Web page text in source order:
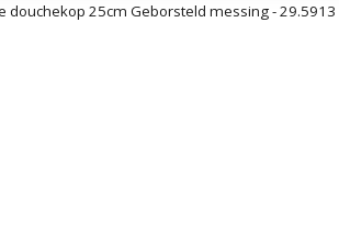
douchekop 25cm Geborsteld messing - 29.5913